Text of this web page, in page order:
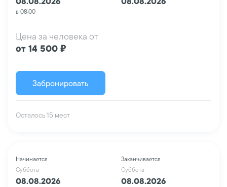
08.08.2026
в 08:00
08.08.2026
Цена за человека от
от 14 500 ₽
Забронировать
Осталось 15 мест
Начинается
Суббота
08.08.2026
Заканчивается
Суббота
08.08.2026